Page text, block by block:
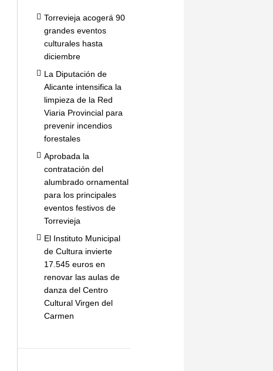
Torrevieja acogerá 90
grandes eventos
culturales hasta
diciembre
La Diputación de
Alicante intensifica la
limpieza de la Red
Viaria Provincial para
prevenir incendios
forestales
Aprobada la
contratación del
alumbrado ornamental
para los principales
eventos festivos de
Torrevieja
El Instituto Municipal
de Cultura invierte
17.545 euros en
renovar las aulas de
danza del Centro
Cultural Virgen del
Carmen